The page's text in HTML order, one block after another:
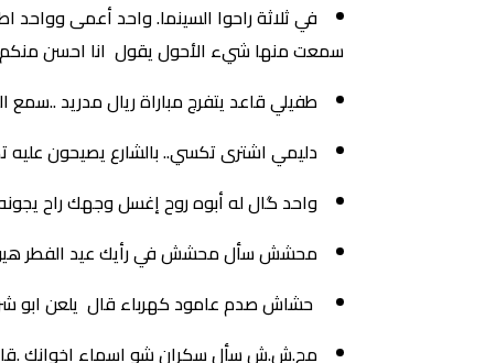
في ثلاثة راحوا السينما. واحد أعمى
سمعت منها شيء الأحول يقول انا احسن
طفيلي قاعد يتفرج مباراة ريال مدريد
دليمي اشترى تكسي.. بالشارع يصيحون
واحد گال له أبوه روح إغسل وجهك راح
محشش سأل محشش في رأيك عيد الفطر
حشاش صدم عامود كهرباء قال يلعن ابو
مح.ش.ش سأل سكران شو اسماء اخوانك